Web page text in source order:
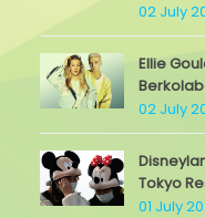
02 July
Ellie
02 July
Tokyo
01 July